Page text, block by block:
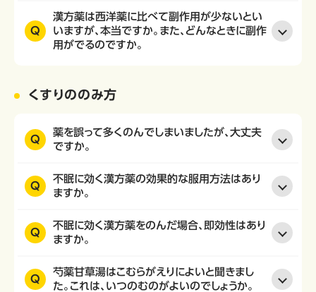
Q
漢方薬は西洋薬に比べて副作用が少ないとい
いますが、本当ですか。また、どんなときに副作
用がでるのですか。
くすりののみ方
Q
薬を誤って多くのんでしまいましたが、大丈夫
ですか。
Q
不眠に効く漢方薬の効果的な服用方法はあり
ますか。
Q
不眠に効く漢方薬をのんだ場合、即効性はあり
ますか。
Q
芍薬甘草湯はこむらがえりによいと聞きまし
た。これは、いつのむのがよいのでしょうか。